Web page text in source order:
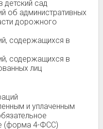
детский сад
об административных
дорожного
содержащихся в
содержащихся в
лиц
и уплаченным
(форма 4-ФСС)